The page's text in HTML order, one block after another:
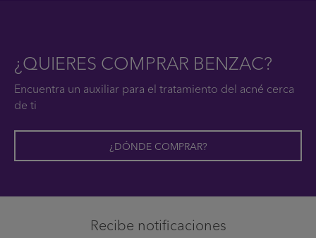
¿QUIERES COMPRAR BENZAC?
Encuentra un auxiliar para el tratamiento del acné cerca
de ti
¿DÓNDE COMPRAR?
Recibe notificaciones